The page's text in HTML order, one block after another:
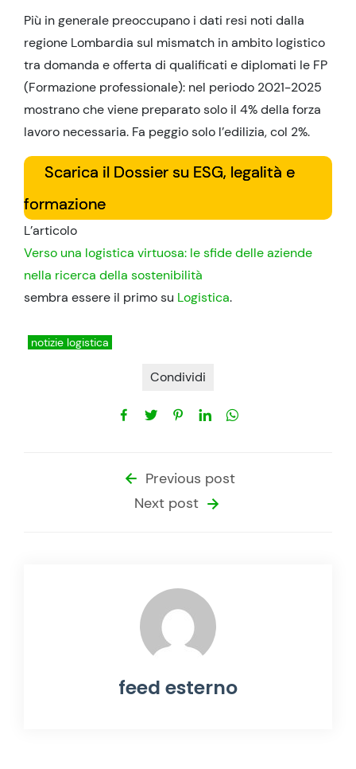
Più in generale preoccupano i dati resi noti dalla
regione Lombardia sul mismatch in ambito logistico
tra domanda e offerta di qualificati e diplomati Ie FP
(Formazione professionale): nel periodo 2021-2025
mostrano che viene preparato solo il 4% della forza
lavoro necessaria. Fa peggio solo l’edilizia, col 2%.
Scarica il Dossier su ESG, legalità e
formazione
L’articolo
Verso una logistica virtuosa: le sfide delle aziende
nella ricerca della sostenibilità
sembra essere il primo su Logistica.
notizie logistica
Condividi
Previous post
Next post
feed esterno